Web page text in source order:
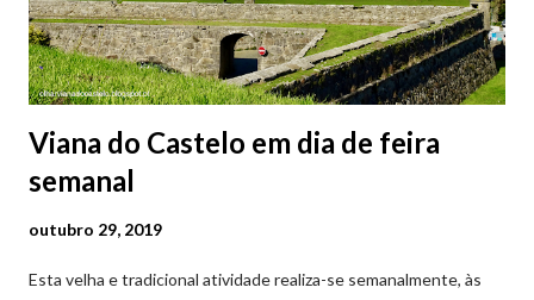
Viana do Castelo em dia de feira
semanal
outubro 29, 2019
Esta velha e tradicional atividade realiza-se semanalmente, às